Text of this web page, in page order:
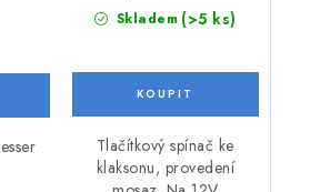
Skladem (>5 ks)
Tlačítkový spínač ke
klaksonu, provedení